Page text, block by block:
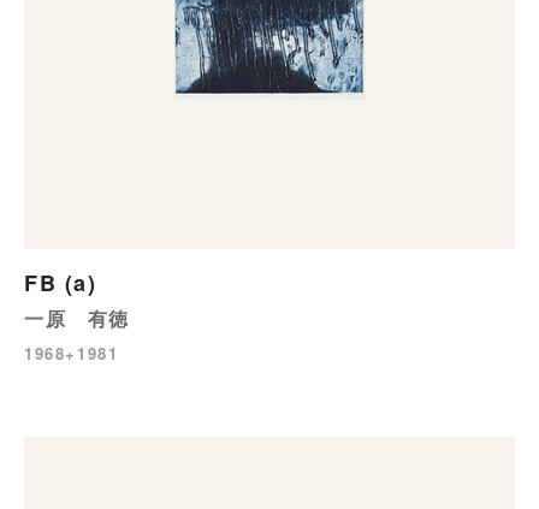
FB (a)
一原 有徳
1968+1981